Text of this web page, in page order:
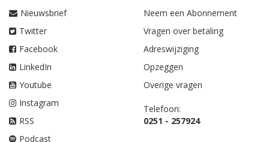
Nieuwsbrief
Twitter
Facebook
LinkedIn
Youtube
Instagram
RSS
Podcast
Neem een Abonnement
Vragen over betaling
Adreswijziging
Opzeggen
Overige vragen
Telefoon:
0251 - 257924